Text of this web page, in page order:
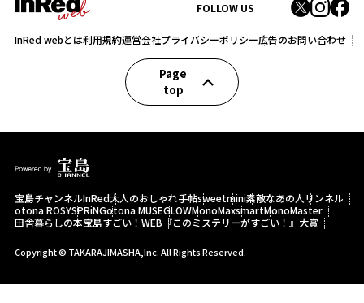
FOLLOW US
InRed webとは利用規約運営会社プライバシーポリシー広告のお問い合わせ
Page
top
宝島チャンネルInRed大人のおしゃれ手帖sweetmini素敵なあの人 リンネル
otona ROSYSPRiNGotona MUSEGLOWMonoMaxsmartMonoMaster
田舎暮らしの本宝島すごい！WEB 『このミステリーがすごい！』大賞
Copyright © TAKARAJIMASHA,Inc. All Rights Reserved.